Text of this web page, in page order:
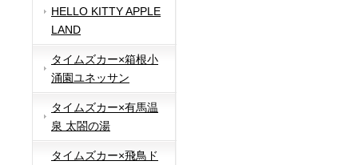
HELLO KITTY APPLE
LAND
タイムズカー×箱根小
涌園ユネッサン
タイムズカー×有馬温
泉 太閤の湯
タイムズカー×飛鳥ド